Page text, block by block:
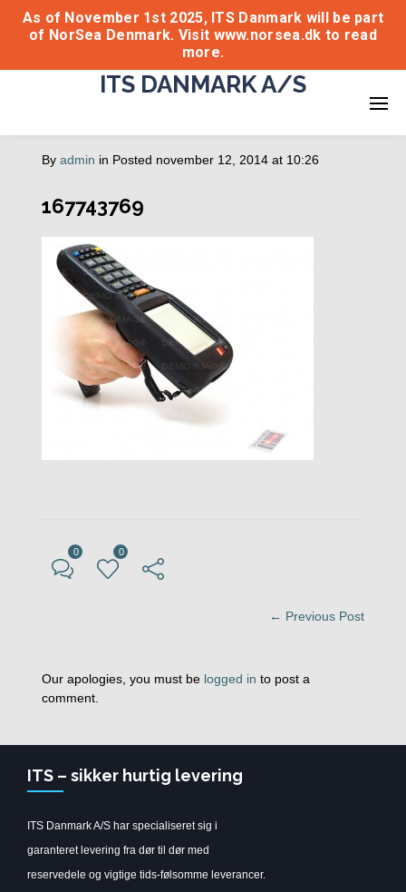
As of November 1st 2025, ITS Danmark will be part
of NorSea Denmark. Visit www.norsea.dk to read
more.
ITS DANMARK A/S
By admin in Posted november 12, 2014 at 10:26
167743769
0 0
← Previous Post
Our apologies, you must be logged in to post a
comment.
ITS – sikker hurtig levering
ITS Danmark A/S har specialiseret sig i
garanteret levering fra dør til dør med
reservedele og vigtige tids-følsomme leverancer.